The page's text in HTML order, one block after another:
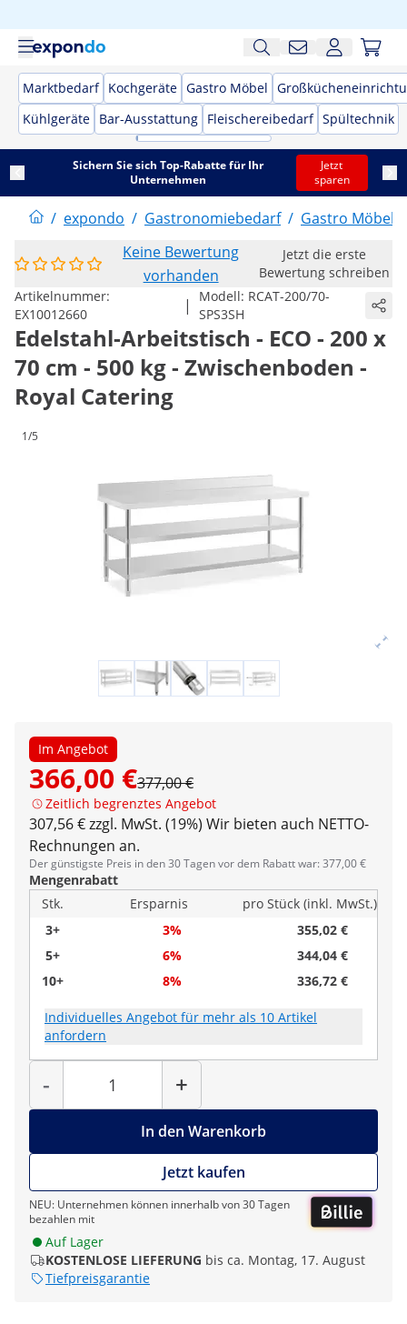
Marktbedarf Kochgeräte Gastro Möbel
Kühlgeräte Bar-Ausstattung Fleischereibedarf Spültechnik
Sichern Sie sich Top-Rabatte für Ihr
Unternehmen
Jetzt
sparen
/ expondo / Gastronomiebedarf / Gastro Möbel
Keine Bewertung
vorhanden
Jetzt die erste
Bewertung schreiben
Artikelnummer:
EX10012660
| Modell: RCAT-200/70-
SPS3SH
Edelstahl-Arbeitstisch - ECO - 200 x
70 cm - 500 kg - Zwischenboden -
Royal Catering
1/5
Im Angebot
366,00 €377,00 €
Zeitlich begrenztes Angebot
307,56 € zzgl. MwSt. (19%) Wir bieten auch NETTO-
Rechnungen an.
Der günstigste Preis in den 30 Tagen vor dem Rabatt war: 377,00 €
Mengenrabatt
Stk.
Ersparnis
pro Stück (inkl. MwSt.)
3+
3%
355,02 €
5+
6%
344,04 €
10+
8% 336,72 €
Individuelles Angebot für mehr als 10 Artikel
anfordern
-
Menge
+
In den Warenkorb
Jetzt kaufen
NEU: Unternehmen können innerhalb von 30 Tagen
bezahlen mit
Auf Lager
KOSTENLOSE LIEFERUNG bis ca. Montag, 17. August
Tiefpreisgarantie